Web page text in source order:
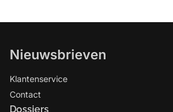
Nieuwsbrieven
Klantenservice
Contact
Dossiers